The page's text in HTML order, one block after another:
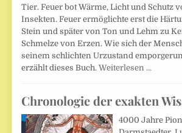
Tier. Feuer bot Wärme, Licht und Schutz
Insekten. Feuer ermöglichte erst die
Stein und später von Ton und Lehm zu
Schmelze von Erzen. Wie sich der
seinem schlichten Urzustand
erzählt dieses Buch.Weiterlesen …
Chronologie der exakten
4000 Jahre